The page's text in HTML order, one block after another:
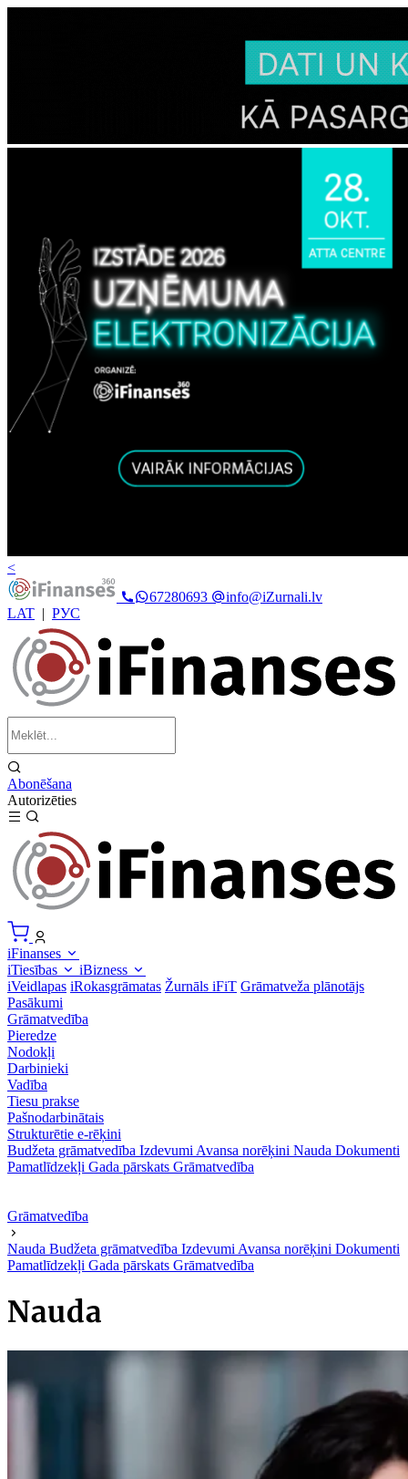
<
67280693
info@iZurnali.lv
LAT | РУС
Abonēšana
Autorizēties
iFinanses
iTiesības
iBizness
iVeidlapas iRokasgrāmatas Žurnāls iFiT Grāmatveža plānotājs
Pasākumi
Grāmatvedība
Pieredze
Nodokļi
Darbinieki
Vadība
Tiesu prakse
Pašnodarbinātais
Strukturētie e-rēķini
Budžeta grāmatvedība Izdevumi Avansa norēķini Nauda Dokumenti
Pamatlīdzekļi Gada pārskats Grāmatvedība
Grāmatvedība
Nauda Budžeta grāmatvedība Izdevumi Avansa norēķini Dokumenti
Pamatlīdzekļi Gada pārskats Grāmatvedība
Nauda